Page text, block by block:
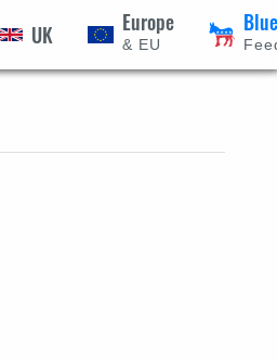
ÍSŤ
UK Europe
& EU
Blue